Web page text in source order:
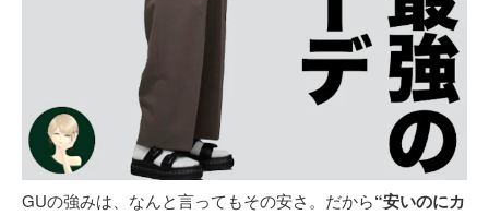
GUの強みは、なんと言ってもその安さ。だから“安いのにカ